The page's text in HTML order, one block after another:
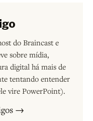
do Braincast e
sobre mídia,
digital há mais de
tentando entender
vire PowerPoint).
→